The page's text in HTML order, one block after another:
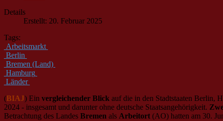
Details
Erstellt: 20. Februar 2025
Tags:
Arbeitsmarkt
Berlin
Bremen (Land)
Hamburg
Länder
(BIAJ) Ein vergleichender Blick auf die in den Stadtstaaten Berlin,
2024 - insgesamt und darunter ohne deutsche Staatsangehörigkeit.
Betrachtung des Landes Bremen als Arbeitort (AO) hatten am 30.